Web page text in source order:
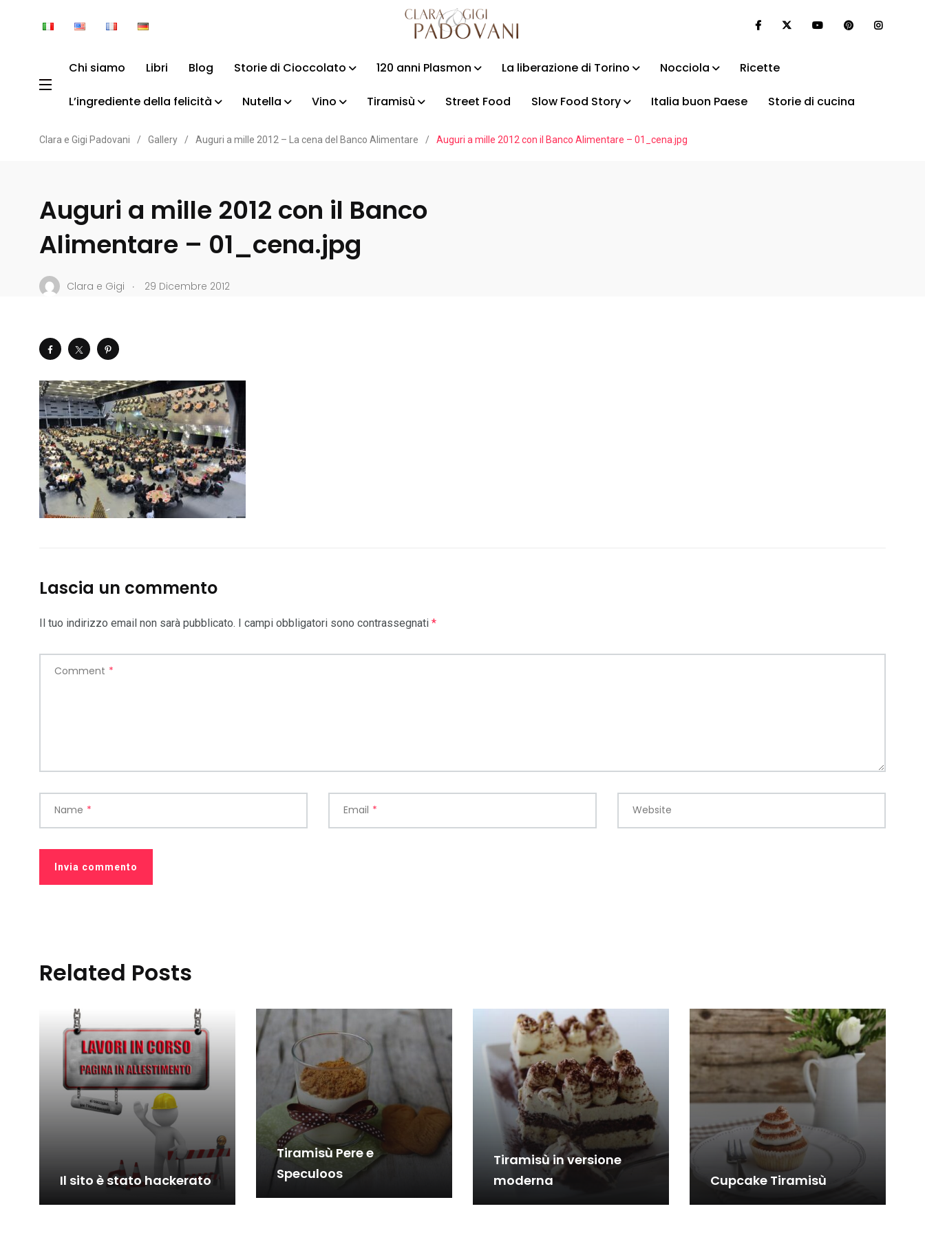
Chi siamo Libri Blog Storie di Cioccolato 120 anni Plasmon La liberazione di Torino Nocciola Ricette
L’ingrediente della felicità Nutella Vino Tiramisù Street Food Slow Food Story Italia buon Paese Storie di cucina
Clara e Gigi Padovani / Gallery / Auguri a mille 2012 – La cena del Banco Alimentare / Auguri a mille 2012 con il Banco Alimentare – 01_cena.jpg
Auguri a mille 2012 con il Banco
Alimentare – 01_cena.jpg
Clara e Gigi . 29 Dicembre 2012
Lascia un commento
Il tuo indirizzo email non sarà pubblicato. I campi obbligatori sono contrassegnati *
Comment *
Name * Email * Website
Related Posts
Il sito è stato hackerato
Tiramisù Pere e
Speculoos
Tiramisù in versione
moderna
Cupcake Tiramisù